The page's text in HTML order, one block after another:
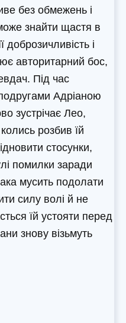
без обмежень і
знайти щастя в
доброзичливість і
авторитарний бос,
Під час
Адріаною
зустрічає Лео,
розбив їй
стосунки,
помилки заради
мусить подолати
силу волі й не
їй устояти перед
знову візьмуть